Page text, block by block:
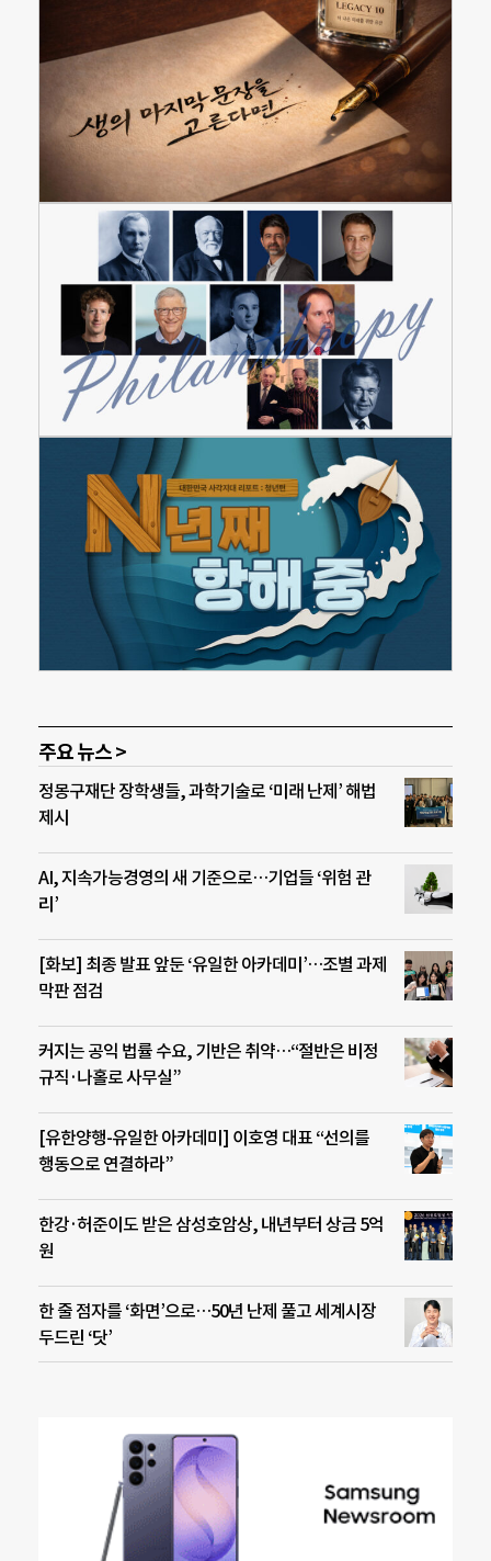
주요 뉴스 >
정몽구재단 장학생들, 과학기술로 ‘미래 난제’ 해법
제시
AI, 지속가능경영의 새 기준으로…기업들 ‘위험 관
리’
[화보] 최종 발표 앞둔 ‘유일한 아카데미’…조별 과제
막판 점검
커지는 공익 법률 수요, 기반은 취약…“절반은 비정
규직·나홀로 사무실”
[유한양행-유일한 아카데미] 이호영 대표 “선의를
행동으로 연결하라”
한강·허준이도 받은 삼성호암상, 내년부터 상금 5억
원
한 줄 점자를 ‘화면’으로…50년 난제 풀고 세계시장
두드린 ‘닷’